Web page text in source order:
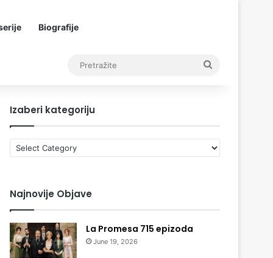
Biografije
Izaberi kategoriju
Izaberi
kategoriju
Najnovije Objave
La Promesa 715 epizoda
June 19, 2026